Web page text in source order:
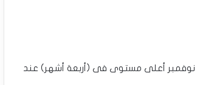
ارتفعت عملة رابد إيثر بحوالي 42% ،وسجلت اليوم الثلاثاء الموافق 12 نوفمبر أعلى مستوى فى (أربعة أشهر) عند